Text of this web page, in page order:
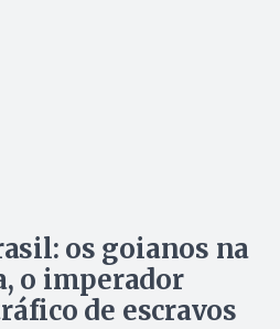
os goianos na
o imperador
de escravos